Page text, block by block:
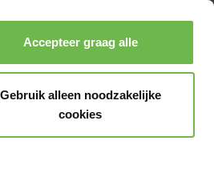
Accepteer graag alle
Gebruik alleen noodzakelijke
cookies
Boeken Menu